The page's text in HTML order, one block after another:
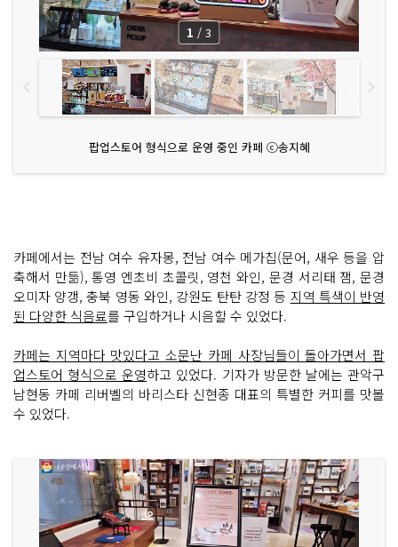
팝업스토어 형식으로 운영 중인 카페 ⓒ송지혜
1 / 3
카페에서는 전남 여수 유자몽, 전남 여수 메가칩(문어, 새우 등을 압
축해서 만듦), 통영 엔초비 초콜릿, 영천 와인, 문경 서리태 잼, 문경
오미자 양갱, 충북 영동 와인, 강원도 탄탄 강정 등 지역 특색이 반영
된 다양한 식음료를 구입하거나 시음할 수 있었다.
카페는 지역마다 맛있다고 소문난 카페 사장님들이 돌아가면서 팝
업스토어 형식으로 운영하고 있었다. 기자가 방문한 날에는 관악구
남현동 카페 리버벨의 바리스타 신현종 대표의 특별한 커피를 맛볼
수 있었다.